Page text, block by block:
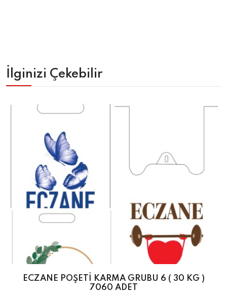
İlginizi Çekebilir
ECZANE POŞETİ KARMA GRUBU 6 ( 30 KG )
7060 ADET